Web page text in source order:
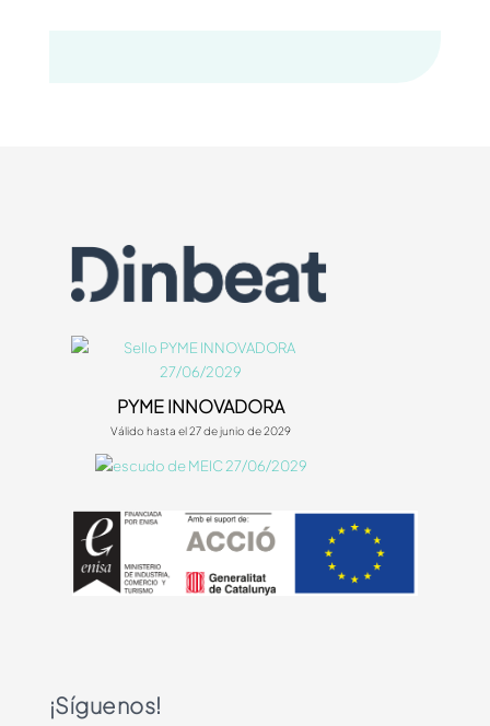
PYME INNOVADORA
Válido hasta el 27 de junio de 2029
¡Síguenos!